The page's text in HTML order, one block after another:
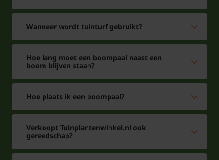
Wanneer wordt tuinturf gebruikt?
Hoe lang moet een boompaal naast een
boom blijven staan?
Hoe plaats ik een boompaal?
Verkoopt Tuinplantenwinkel.nl ook
gereedschap?